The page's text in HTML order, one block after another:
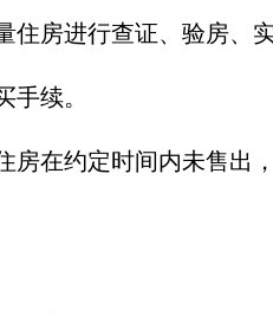
房进行查证、验房、实
续。
在约定时间内未售出